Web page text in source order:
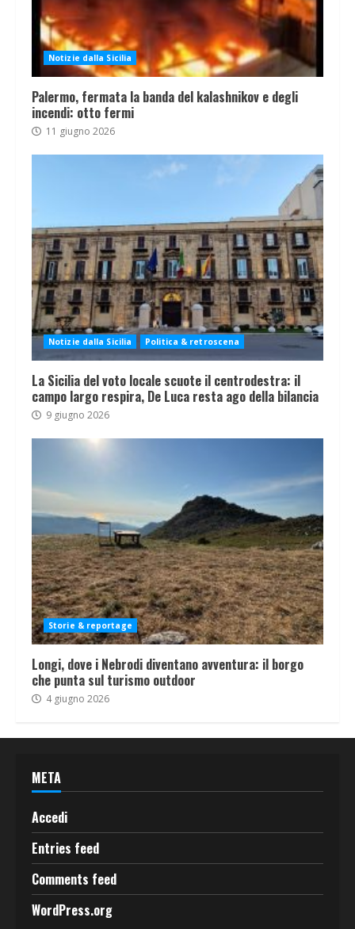
Notizie dalla Sicilia
Palermo, fermata la banda del kalashnikov e degli
incendi: otto fermi
11 giugno 2026
Notizie dalla Sicilia Politica & retroscena
La Sicilia del voto locale scuote il centrodestra: il
campo largo respira, De Luca resta ago della bilancia
9 giugno 2026
Storie & reportage
Longi, dove i Nebrodi diventano avventura: il borgo
che punta sul turismo outdoor
4 giugno 2026
META
Accedi
Entries feed
Comments feed
WordPress.org